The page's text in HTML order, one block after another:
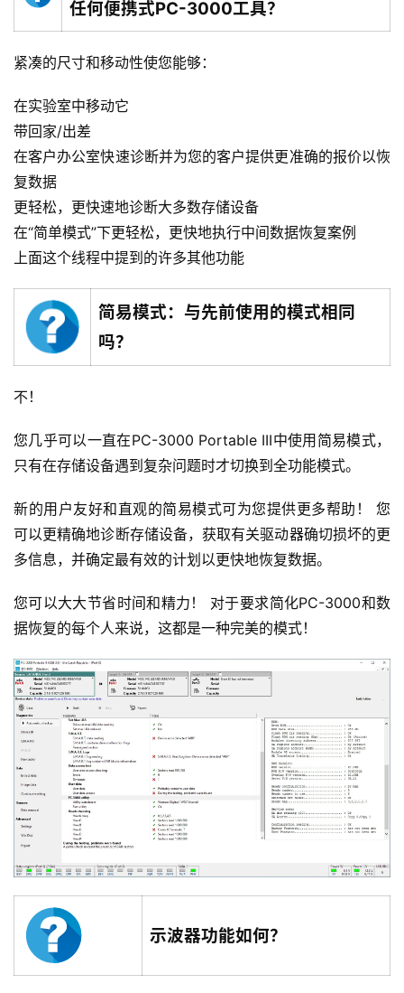
任何便携式PC-3000工具？
紧凑的尺寸和移动性使您能够：
在实验室中移动它
带回家/出差
在客户办公室快速诊断并为您的客户提供更准确的报价以恢
复数据
更轻松，更快速地诊断大多数存储设备
在“简单模式”下更轻松，更快地执行中间数据恢复案例
上面这个线程中提到的许多其他功能
简易模式：与先前使用的模式相同
吗？
不！
您几乎可以一直在PC-3000 Portable III中使用简易模式，
只有在存储设备遇到复杂问题时才切换到全功能模式。
新的用户友好和直观的简易模式可为您提供更多帮助！ 您
可以更精确地诊断存储设备，获取有关驱动器确切损坏的更
多信息，并确定最有效的计划以更快地恢复数据。
您可以大大节省时间和精力！ 对于要求简化PC-3000和数
据恢复的每个人来说，这都是一种完美的模式！
示波器功能如何？